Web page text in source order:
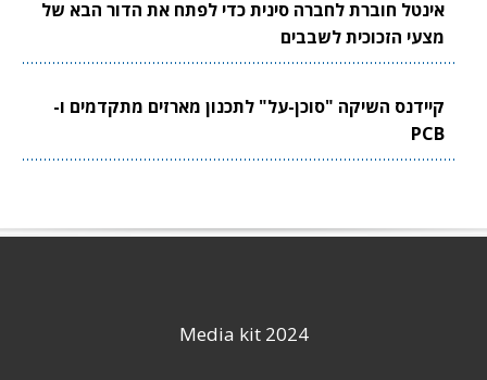
אינטל חוברת לחברה סינית כדי לפתח את הדור הבא של
מצעי הזכוכית לשבבים
קיידנס השיקה "סוכן-על" לתכנון מארזים מתקדמים ו-
PCB
Media kit 2024